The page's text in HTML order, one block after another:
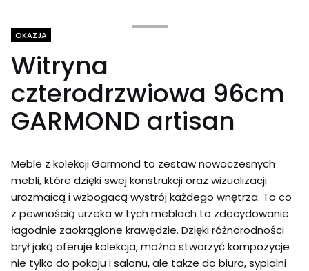
Tagi produktu
OKAZJA
Witryna
czterodrzwiowa 96cm
GARMOND artisan
Meble z kolekcji Garmond to zestaw nowoczesnych
mebli, które dzięki swej konstrukcji oraz wizualizacji
urozmaicą i wzbogacą wystrój każdego wnętrza. To co
z pewnością urzeka w tych meblach to zdecydowanie
łagodnie zaokrąglone krawędzie. Dzięki różnorodności
brył jaką oferuje kolekcja, można stworzyć kompozycje
nie tylko do pokoju i salonu, ale także do biura, sypialni